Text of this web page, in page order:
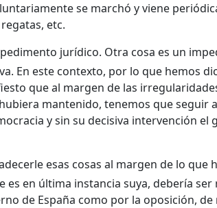
se marchó y viene
etc.
jurídico. Otra cosa es un
En este contexto, por lo que hemos
que al margen de las
mantenido, tenemos que seguir
y sin su decisiva intervención el
esas cosas al margen de lo que
es en última instancia suya, debería
de España como por la oposición,